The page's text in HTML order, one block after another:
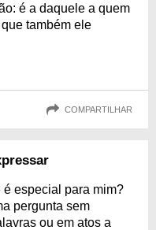
é a daquele a quem
também ele
COMPARTILHAR
especial para mim?
pergunta sem
ou em atos a